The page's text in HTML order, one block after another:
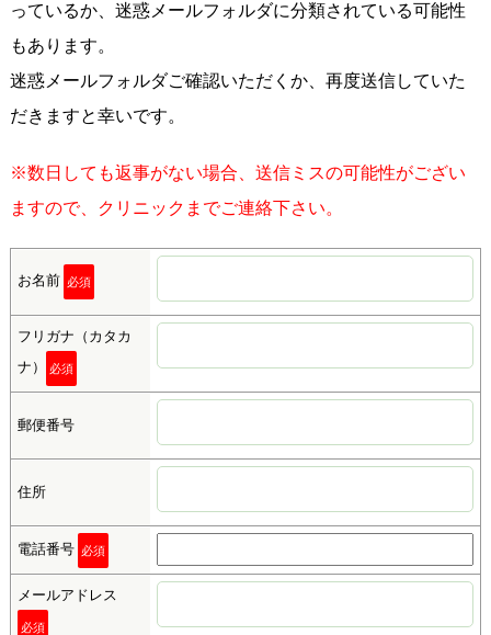
っているか、迷惑メールフォルダに分類されている可能性
もあります。
迷惑メールフォルダご確認いただくか、再度送信していた
だきますと幸いです。
※数日しても返事がない場合、送信ミスの可能性がござい
ますので、クリニックまでご連絡下さい。
お名前 必須
フリガナ（カタカ
ナ）
必須
郵便番号
住所
電話番号 必須
メールアドレス
必須